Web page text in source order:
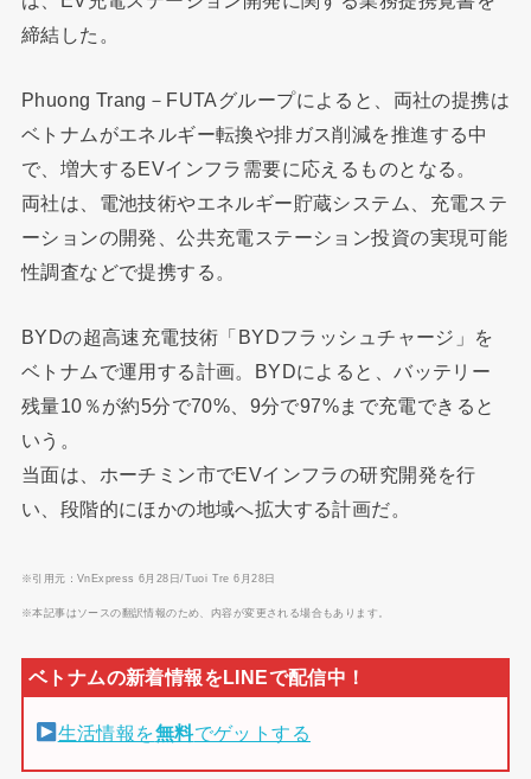
締結した。
Phuong Trang－FUTAグループによると、両社の提携は
ベトナムがエネルギー転換や排ガス削減を推進する中
で、増大するEVインフラ需要に応えるものとなる。
両社は、電池技術やエネルギー貯蔵システム、充電ステ
ーションの開発、公共充電ステーション投資の実現可能
性調査などで提携する。
BYDの超高速充電技術「BYDフラッシュチャージ」を
ベトナムで運用する計画。BYDによると、バッテリー
残量10％が約5分で70%、9分で97%まで充電できると
いう。
当面は、ホーチミン市でEVインフラの研究開発を行
い、段階的にほかの地域へ拡大する計画だ。
※引用元：VnExpress 6月28日/Tuoi Tre 6月28日
※本記事はソースの翻訳情報のため、内容が変更される場合もあります。
生活情報を無料でゲットする